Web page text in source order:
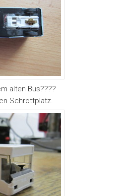
alten Bus????
Schrottplatz.